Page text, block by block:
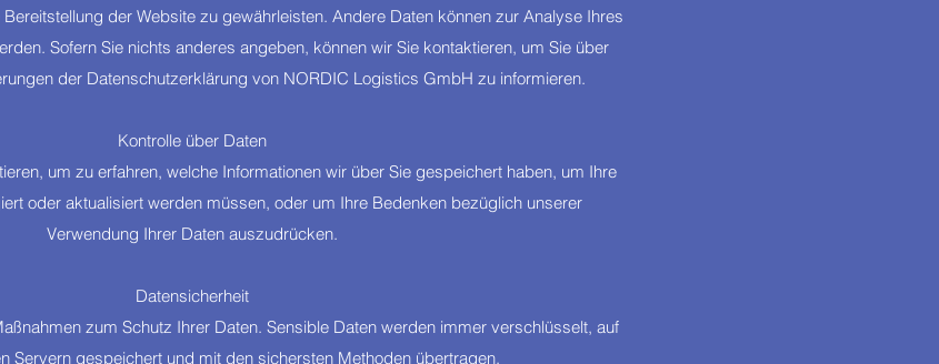
der Website zu gewährleisten. Andere Daten können zur Analyse Ihres
Sofern Sie nichts anderes angeben, können wir Sie kontaktieren, um Sie über
der Datenschutzerklärung von NORDIC Logistics GmbH zu informieren.
Kontrolle über Daten
um zu erfahren, welche Informationen wir über Sie gespeichert haben, um Ihre
oder aktualisiert werden müssen, oder um Ihre Bedenken bezüglich unserer
Verwendung Ihrer Daten auszudrücken.
Datensicherheit
zum Schutz Ihrer Daten. Sensible Daten werden immer verschlüsselt, auf
Servern gespeichert und mit den sichersten Methoden übertragen.